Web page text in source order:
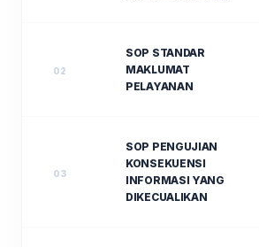
02
SOP STANDAR
MAKLUMAT
PELAYANAN
03
SOP PENGUJIAN
KONSEKUENSI
INFORMASI YANG
DIKECUALIKAN